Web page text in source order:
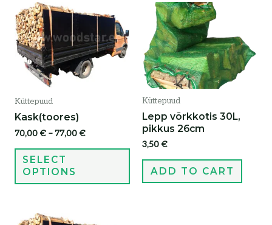
Küttepuud
Kask(toores)
70,00€–77,00€
SELECT
OPTIONS
Küttepuud
Lepp võrkkotis 30L,
pikkus 26cm
3,50€
ADD TO CART